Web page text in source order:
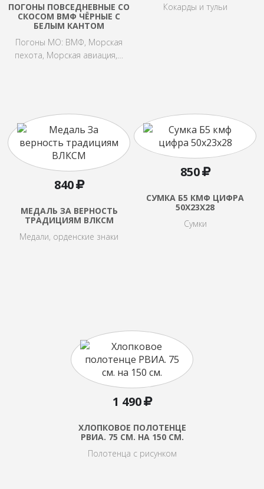
ПОГОНЫ ПОВСЕДНЕВНЫЕ СО
СКОСОМ ВМФ ЧЁРНЫЕ С
БЕЛЫМ КАНТОМ
Погоны МО: ВМФ, Морская
пехота, Морская авиация,…
Кокарды и тульи
840
МЕДАЛЬ ЗА ВЕРНОСТЬ
ТРАДИЦИЯМ ВЛКСМ
Медали, орденские знаки
850
СУМКА Б5 КМФ ЦИФРА
50Х23Х28
Сумки
1 490
ХЛОПКОВОЕ ПОЛОТЕНЦЕ
РВИА. 75 СМ. НА 150 СМ.
Полотенца с рисунком